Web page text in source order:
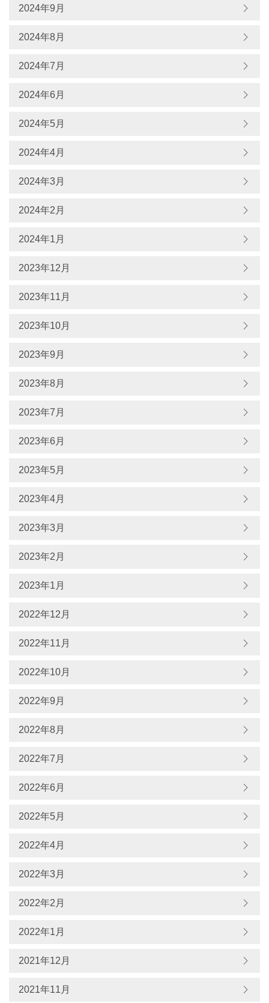
2024年9月
2024年8月
2024年7月
2024年6月
2024年5月
2024年4月
2024年3月
2024年2月
2024年1月
2023年12月
2023年11月
2023年10月
2023年9月
2023年8月
2023年7月
2023年6月
2023年5月
2023年4月
2023年3月
2023年2月
2023年1月
2022年12月
2022年11月
2022年10月
2022年9月
2022年8月
2022年7月
2022年6月
2022年5月
2022年4月
2022年3月
2022年2月
2022年1月
2021年12月
2021年11月